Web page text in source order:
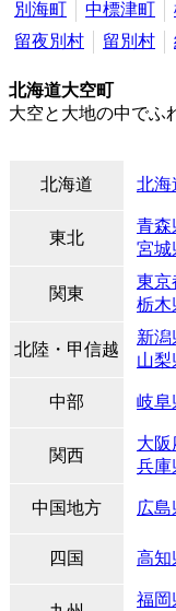
別海町
中標津町
留夜別村
留別村
北海道大空町
大空と大地の中でふ
北海道 北海
東北
青森
宮城
関東
東京
栃木
北陸・甲信越
新潟
山梨
中部 岐阜
関西
大阪
兵庫
中国地方 広島
四国 高知
福岡